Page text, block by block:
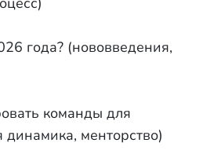
года? (нововведения,
команды для
менторство)